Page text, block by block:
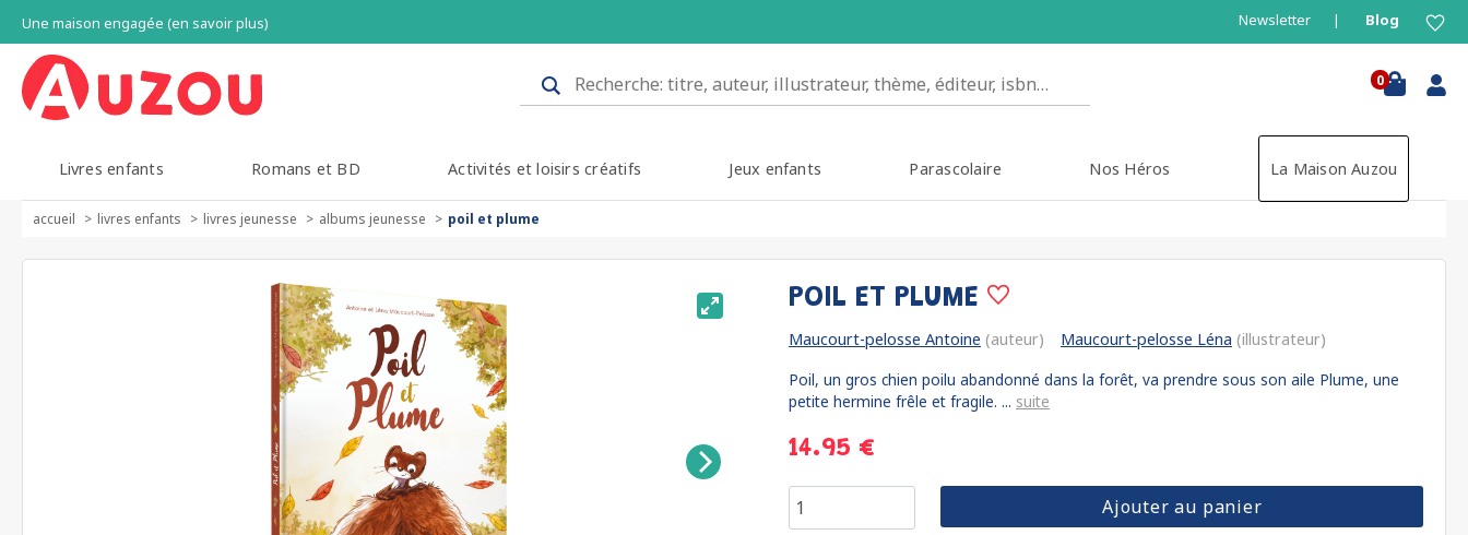
Une maison engagée (en savoir plus) Newsletter Blog
0
Livres enfants Romans et BD Activités et loisirs créatifs Jeux enfants Parascolaire Nos Héros La Maison Auzou
accueil livres enfants livres jeunesse albums jeunesse poil et plume
POIL ET PLUME
Maucourt-pelosse Antoine (auteur) Maucourt-pelosse Léna (illustrateur)
Poil, un gros chien poilu abandonné dans la forêt, va prendre sous son aile Plume, une
petite hermine frêle et fragile. ... suite
14.95 €
Ajouter au panier